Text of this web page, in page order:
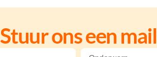
Stuur ons een mail